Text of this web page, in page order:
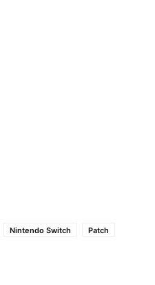
Nintendo Switch
Patch